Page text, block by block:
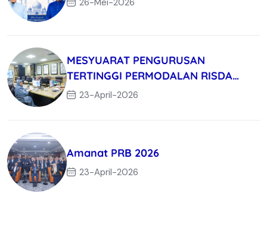
MESYUARAT PENGURUSAN
TERTINGGI PERMODALAN RISDA
BERHAD KALI KE-3/
23-April-2026
Amanat PRB 2026
23-April-2026